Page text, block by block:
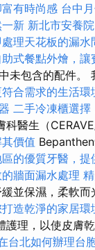
有時尚感 台中
新 新北市安養
理天花板的漏
助式餐點外燴，
未包含的配件。
合需求的生活環
二手冷凍櫃選
醫生（
價值
的優質牙醫，提
牆面漏水處理
並保濕，柔軟而
造乾淨的家居環
理，以使皮膚
台北如何辦理台